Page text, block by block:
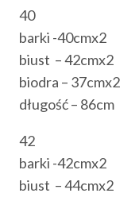
40
barki -40cmx2
biust – 42cmx2
biodra – 37cmx2
długość – 86cm
42
barki -42cmx2
biust – 44cmx2